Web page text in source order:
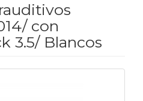
con
3.5/ Blancos